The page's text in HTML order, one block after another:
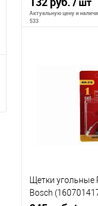
/ шт
Актуальную цену и
533
К сравнению
В избранное
Щетки угольные
Bosch